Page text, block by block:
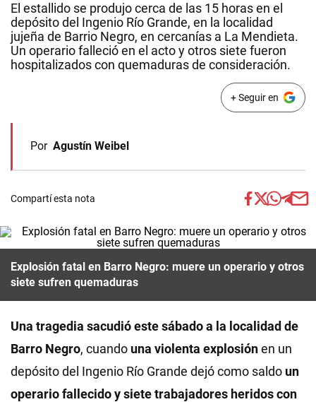
El estallido se produjo cerca de las 15 horas en el
depósito del Ingenio Río Grande, en la localidad
jujeña de Barrio Negro, en cercanías a La Mendieta.
Un operario falleció en el acto y otros siete fueron
hospitalizados con quemaduras de consideración.
+ Seguir en
Por Agustín Weibel
Compartí esta nota
Explosión fatal en Barro Negro: muere un operario y otros
siete sufren quemaduras
Una tragedia sacudió este sábado a la localidad de
Barro Negro, cuando una violenta explosiónen un
depósito del Ingenio Río Grande dejó como saldo un
operario fallecido y siete trabajadores heridos con